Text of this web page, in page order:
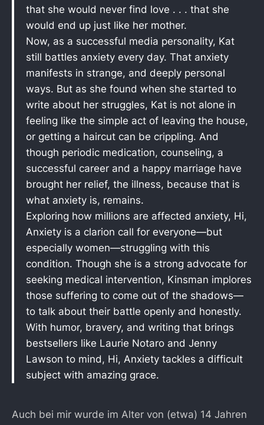
that she would never find love . . . that she
would end up just like her mother.
Now, as a successful media personality, Kat
still battles anxiety every day. That anxiety
manifests in strange, and deeply personal
ways. But as she found when she started to
write about her struggles, Kat is not alone in
feeling like the simple act of leaving the house,
or getting a haircut can be crippling. And
though periodic medication, counseling, a
successful career and a happy marriage have
brought her relief, the illness, because that is
what anxiety is, remains.
Exploring how millions are affected anxiety, Hi,
Anxiety is a clarion call for everyone—but
especially women—struggling with this
condition. Though she is a strong advocate for
seeking medical intervention, Kinsman implores
those suffering to come out of the shadows—
to talk about their battle openly and honestly.
With humor, bravery, and writing that brings
bestsellers like Laurie Notaro and Jenny
Lawson to mind, Hi, Anxiety tackles a difficult
subject with amazing grace.
Auch bei mir wurde im Alter von (etwa) 14 Jahren